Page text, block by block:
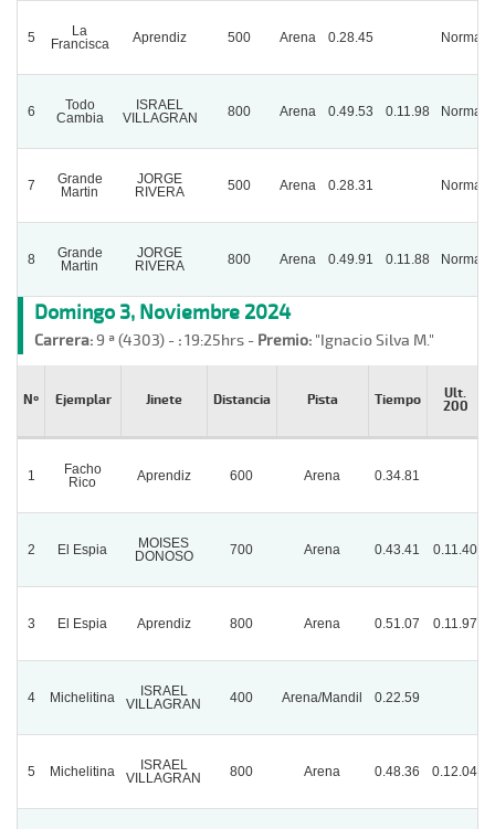
5
La
Francisca
Aprendiz 500 Arena 0.28.45 Normal
6
Todo
Cambia
ISRAEL
VILLAGRAN
800 Arena 0.49.53 0.11.98 Normal
7
Grande
Martin
JORGE
RIVERA
500 Arena 0.28.31 Normal
8
Grande
Martin
JORGE
RIVERA
800 Arena 0.49.91 0.11.88 Normal
Domingo 3, Noviembre 2024
Carrera:9 ª (4303) - :19:25hrs - Premio: "Ignacio Silva M."
Nº Ejemplar Jinete Distancia Pista Tiempo
Ult.
200
1
Facho
Rico
Aprendiz 600 Arena 0.34.81
2 El Espia
MOISES
DONOSO
700 Arena 0.43.41 0.11.40
3 El Espia Aprendiz 800 Arena 0.51.07 0.11.97
4 Michelitina
ISRAEL
VILLAGRAN
400 Arena/Mandil 0.22.59
5 Michelitina
ISRAEL
VILLAGRAN
800 Arena 0.48.36 0.12.04